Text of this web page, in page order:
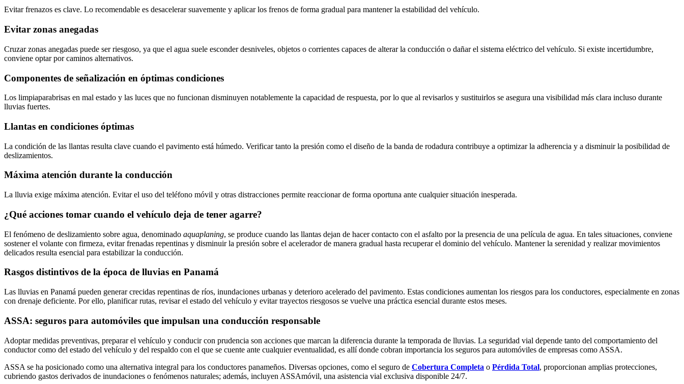
Evitar frenazos es clave. Lo recomendable es desacelerar suavemente y aplicar los frenos de forma gradual para mantener la estabilidad del vehículo.
Evitar zonas anegadas
Cruzar zonas anegadas puede ser riesgoso, ya que el agua suele esconder desniveles, objetos o corrientes capaces de alterar la conducción o dañar el sistema eléctrico del vehículo. Si existe incertidumbre,
conviene optar por caminos alternativos.
Componentes de señalización en óptimas condiciones
Los limpiaparabrisas en mal estado y las luces que no funcionan disminuyen notablemente la capacidad de respuesta, por lo que al revisarlos y sustituirlos se asegura una visibilidad más clara incluso durante
lluvias fuertes.
Llantas en condiciones óptimas
La condición de las llantas resulta clave cuando el pavimento está húmedo. Verificar tanto la presión como el diseño de la banda de rodadura contribuye a optimizar la adherencia y a disminuir la posibilidad de
deslizamientos.
Máxima atención durante la conducción
La lluvia exige máxima atención. Evitar el uso del teléfono móvil y otras distracciones permite reaccionar de forma oportuna ante cualquier situación inesperada.
¿Qué acciones tomar cuando el vehículo deja de tener agarre?
El fenómeno de deslizamiento sobre agua, denominado aquaplaning, se produce cuando las llantas dejan de hacer contacto con el asfalto por la presencia de una película de agua. En tales situaciones, conviene
sostener el volante con firmeza, evitar frenadas repentinas y disminuir la presión sobre el acelerador de manera gradual hasta recuperar el dominio del vehículo. Mantener la serenidad y realizar movimientos
delicados resulta esencial para estabilizar la conducción.
Rasgos distintivos de la época de lluvias en Panamá
Las lluvias en Panamá pueden generar crecidas repentinas de ríos, inundaciones urbanas y deterioro acelerado del pavimento. Estas condiciones aumentan los riesgos para los conductores, especialmente en zonas
con drenaje deficiente. Por ello, planificar rutas, revisar el estado del vehículo y evitar trayectos riesgosos se vuelve una práctica esencial durante estos meses.
ASSA: seguros para automóviles que impulsan una conducción responsable
Adoptar medidas preventivas, preparar el vehículo y conducir con prudencia son acciones que marcan la diferencia durante la temporada de lluvias. La seguridad vial depende tanto del comportamiento del
conductor como del estado del vehículo y del respaldo con el que se cuente ante cualquier eventualidad, es allí donde cobran importancia los seguros para automóviles de empresas como ASSA.
ASSA se ha posicionado como una alternativa integral para los conductores panameños. Diversas opciones, como el seguro de Cobertura Completa o Pérdida Total, proporcionan amplias protecciones,
cubriendo gastos derivados de inundaciones o fenómenos naturales; además, incluyen ASSAmóvil, una asistencia vial exclusiva disponible 24/7.